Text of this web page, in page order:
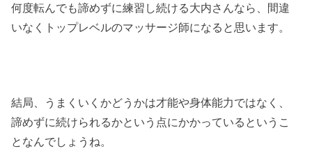
何度転んでも諦めずに練習し続ける大内さんなら、間違
いなくトップレベルのマッサージ師になると思います。
結局、うまくいくかどうかは才能や身体能力ではなく、
諦めずに続けられるかという点にかかっているというこ
となんでしょうね。